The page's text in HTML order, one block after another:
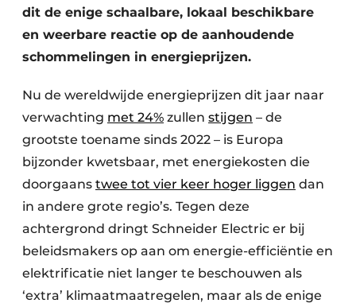
dit de enige schaalbare, lokaal beschikbare
en weerbare reactie op de aanhoudende
schommelingen in energieprijzen.
Nu de wereldwijde energieprijzen dit jaar naar
verwachting met 24% zullen stijgen – de
grootste toename sinds 2022 – is Europa
bijzonder kwetsbaar, met energiekosten die
doorgaans twee tot vier keer hoger liggen dan
in andere grote regio’s. Tegen deze
achtergrond dringt Schneider Electric er bij
beleidsmakers op aan om energie-efficiëntie en
elektrificatie niet langer te beschouwen als
‘extra’ klimaatmaatregelen, maar als de enige